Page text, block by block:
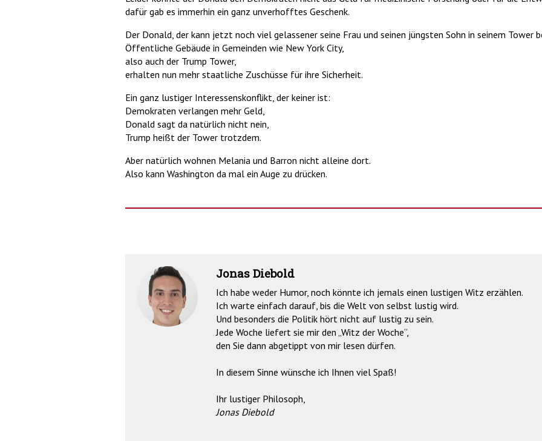
dafür gab es immerhin ein ganz unverhofftes Geschenk.
Der Donald, der kann jetzt noch viel gelassener seine Frau und seinen jüngsten Sohn in seinem Tower
Öffentliche Gebäude in Gemeinden wie New York City,
also auch der Trump Tower,
erhalten nun mehr staatliche Zuschüsse für ihre Sicherheit.
Ein ganz lustiger Interessenskonflikt, der keiner ist:
Demokraten verlangen mehr Geld,
Donald sagt da natürlich nicht nein,
Trump heißt der Tower trotzdem.
Aber natürlich wohnen Melania und Barron nicht alleine dort.
Also kann Washington da mal ein Auge zu drücken.
Jonas Diebold
Ich habe weder Humor, noch könnte ich jemals einen lustigen Witz erzählen.
Ich warte einfach darauf, bis die Welt von selbst lustig wird.
Und besonders die Politik hört nicht auf lustig zu sein.
Jede Woche liefert sie mir den „Witz der Woche“,
den Sie dann abgetippt von mir lesen dürfen.
In diesem Sinne wünsche ich Ihnen viel Spaß!
Ihr lustiger Philosoph,
Jonas Diebold